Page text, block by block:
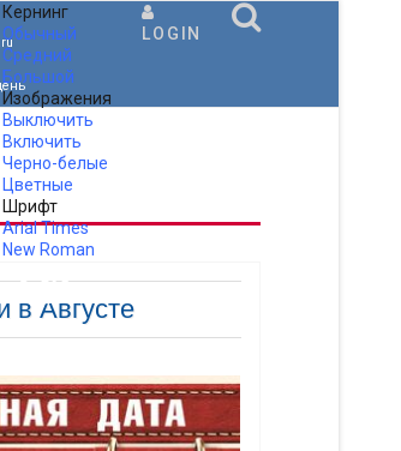
Кернинг
Обычный
Средний
Большой
Изображения
Выключить
Включить
Черно-белые
Цветные
Шрифт
ArialTimes
New Roman
LOGIN
в Августе